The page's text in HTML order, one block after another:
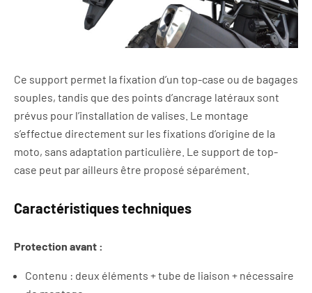
Ce support permet la fixation d’un top-case ou de bagages
souples, tandis que des points d’ancrage latéraux sont
prévus pour l’installation de valises. Le montage
s’effectue directement sur les fixations d’origine de la
moto, sans adaptation particulière. Le support de top-
case peut par ailleurs être proposé séparément.
Caractéristiques techniques
Protection avant :
Contenu : deux éléments + tube de liaison + nécessaire